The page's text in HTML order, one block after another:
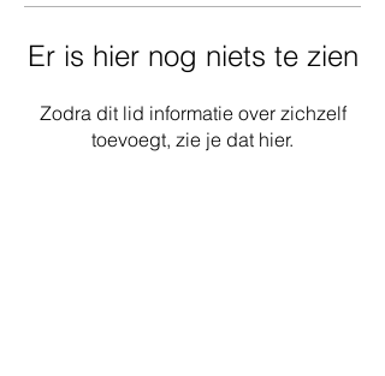
Er is hier nog niets te zien
Zodra dit lid informatie over zichzelf
toevoegt, zie je dat hier.